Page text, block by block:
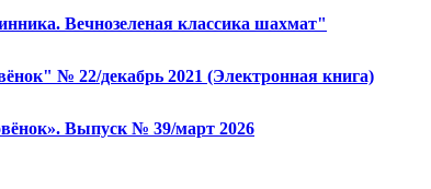
Вечнозеленая классика шахмат"
№ 22/декабрь 2021 (Электронная книга)
Выпуск № 39/март 2026